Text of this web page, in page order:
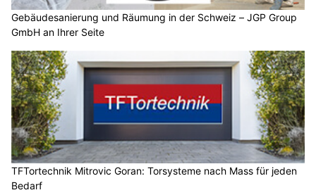
Gebäudesanierung und Räumung in der Schweiz – JGP Group
GmbH an Ihrer Seite
TFTortechnik Mitrovic Goran: Torsysteme nach Mass für jeden
Bedarf